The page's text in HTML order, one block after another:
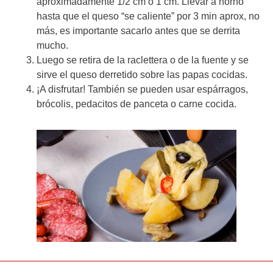
hasta que el queso “se caliente” por 3 min aprox, no
más, es importante sacarlo antes que se derrita
mucho.
Luego se retira de la raclettera o de la fuente y se
sirve el queso derretido sobre las papas cocidas.
¡A disfrutar! También se pueden usar espárragos,
brócolis, pedacitos de panceta o carne cocida.